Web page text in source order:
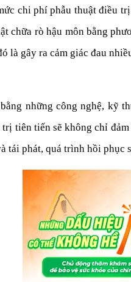
chi phí phẫu thuật điều
chữa rò hậu môn bằng
là gây ra cảm giác đau
những công nghệ, kỹ
tiên tiến sẽ không chỉ
tái phát, quá trình hồi phục